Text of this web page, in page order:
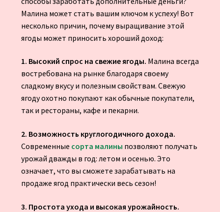
Малина может стать вашим ключом к успеху! Вот
несколько причин, почему выращивание этой
ягоды может приносить хороший доход:
1. Высокий спрос на свежие ягоды. Малина всегда
востребована на рынке благодаря своему
сладкому вкусу и полезным свойствам. Свежую
ягоду охотно покупают как обычные покупатели,
так и рестораны, кафе и пекарни.
2. Возможность круглогодичного дохода.
Современные сорта малины позволяют получать
урожай дважды в год: летом и осенью. Это
означает, что вы сможете зарабатывать на
продаже ягод практически весь сезон!
3. Простота ухода и высокая урожайность.